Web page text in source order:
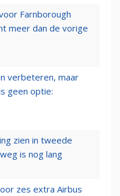
Farnborough
meer dan de vorige
verbeteren, maar
geen optie:
zien in tweede
is nog lang
zes extra Airbus